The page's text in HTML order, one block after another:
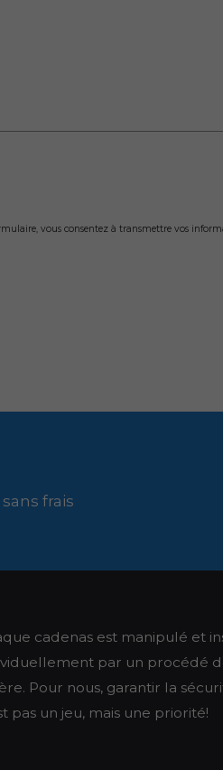
vous consentez à transmettre vos
sans frais
cadenas est manipulé et
par un procédé
Pour nous, garantir la
pas un jeu, mais une priorité!